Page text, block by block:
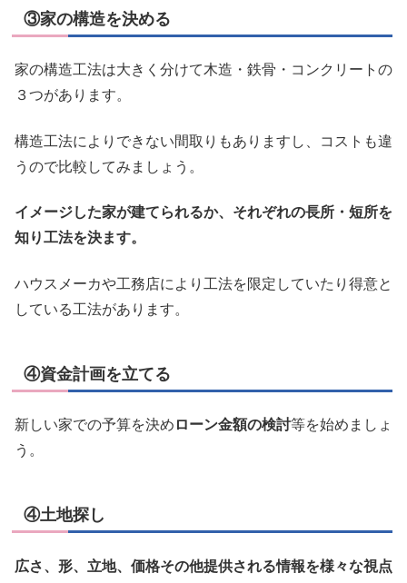
③家の構造を決める
家の構造工法は大きく分けて木造・鉄骨・コンクリートの
３つがあります。
構造工法によりできない間取りもありますし、コストも違
うので比較してみましょう。
イメージした家が建てられるか、それぞれの長所・短所を
知り工法を決ます。
ハウスメーカや工務店により工法を限定していたり得意と
している工法があります。
④資金計画を立てる
新しい家での予算を決め ローン金額の検討等を始めましょ
う。
④土地探し
広さ、形、立地、価格その他提供される情報を様々な視点